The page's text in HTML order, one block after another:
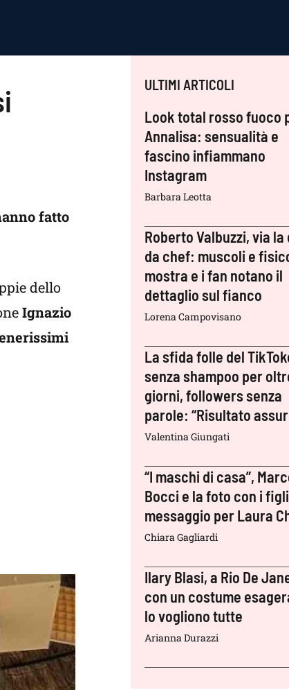
fatto
dello
Ignazio
ULTIMI ARTICOLI
Look total rosso fuoco
Annalisa: sensualità e
fascino infiammano
Instagram
Barbara Leotta
Roberto Valbuzzi, via
da chef: muscoli e
mostra e i fan notano il
dettaglio sul fianco
Lorena Campovisano
La sfida folle del
senza shampoo per
giorni, followers senza
parole: “Risultato
Valentina Giungati
“I maschi di casa”,
Bocci e la foto con i
messaggio per Laura
Chiara Gagliardi
Ilary Blasi, a Rio De
con un costume
lo vogliono tutte
Arianna Durazzi